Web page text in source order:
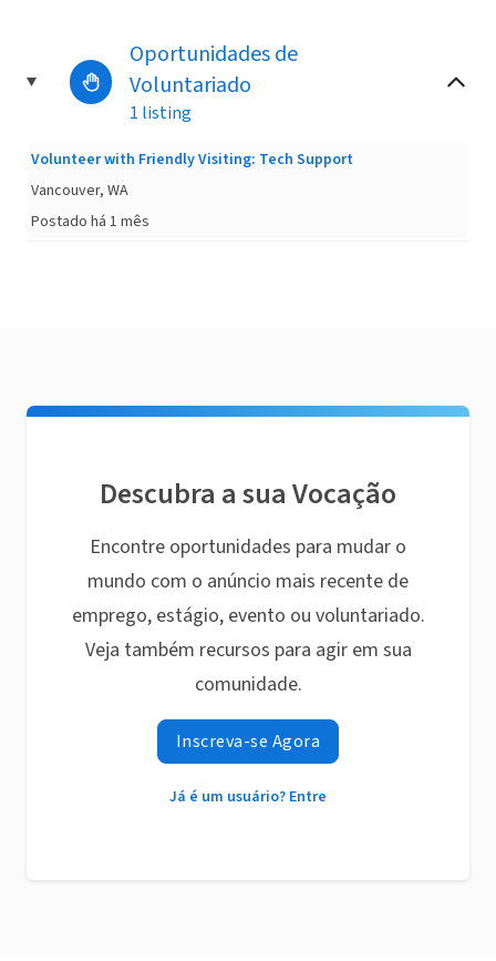
Oportunidades de
Voluntariado
1 listing
Volunteer with Friendly Visiting: Tech Support
Vancouver, WA
Postado há 1 mês
Descubra a sua Vocação
Encontre oportunidades para mudar o
mundo com o anúncio mais recente de
emprego, estágio, evento ou voluntariado.
Veja também recursos para agir em sua
comunidade.
Inscreva-se Agora
Já é um usuário? Entre